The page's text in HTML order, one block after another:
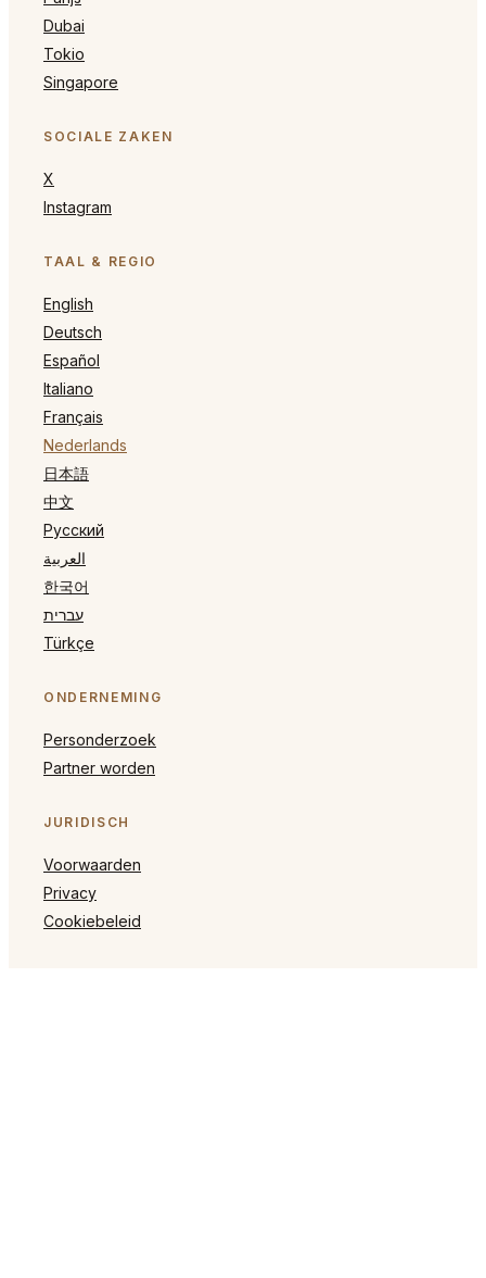
Dubai
Tokio
Singapore
SOCIALE ZAKEN
X
Instagram
TAAL & REGIO
English
Deutsch
Español
Italiano
Français
Nederlands
日本語
中文
Русский
العربية
한국어
עברית
Türkçe
ONDERNEMING
Personderzoek
Partner worden
JURIDISCH
Voorwaarden
Privacy
Cookiebeleid